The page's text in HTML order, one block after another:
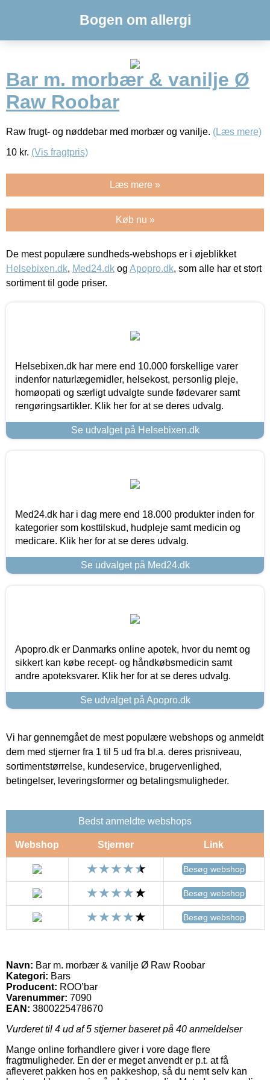
Bogen om allergi
Bar m. morbær & vanilje Ø
Raw Roobar
Raw frugt- og nøddebar med morbær og vanilje. (Læs mere)
10 kr. (Vis fragtpris)
Læs mere »
Køb nu »
De mest populære sundheds-webshops er i øjeblikket
Helsebixen.dk, Med24.dk og Apopro.dk, som alle har et stort
sortiment til gode priser.
Helsebixen.dk har mere end 10.000 forskellige varer
indenfor naturlægemidler, helsekost, personlig pleje,
homøopati og særligt udvalgte sunde fødevarer samt
rengøringsartikler. Klik her for at se deres udvalg.
Se udvalget på Helsebixen.dk
Med24.dk har i dag mere end 18.000 produkter inden for
kategorier som kosttilskud, hudpleje samt medicin og
medicare. Klik her for at se deres udvalg.
Se udvalget på Med24.dk
Apopro.dk er Danmarks online apotek, hvor du nemt og
sikkert kan købe recept- og håndkøbsmedicin samt
andre apoteksvarer. Klik her for at se deres udvalg.
Se udvalget på Apopro.dk
Vi har gennemgået de mest populære webshops og anmeldt
dem med stjerner fra 1 til 5 ud fra bl.a. deres prisniveau,
sortimentstørrelse, kundeservice, brugervenlighed,
betingelser, leveringsformer og betalingsmuligheder.
Bedst anmeldte webshops
Webshop Stjerner Link
Besøg webshop
Besøg webshop
Besøg webshop
Navn: Bar m. morbær & vanilje Ø Raw Roobar
Kategori: Bars
Producent: ROO’bar
Varenummer: 7090
EAN: 3800225478670
Vurderet til 4 ud af 5 stjerner baseret på 40 anmeldelser
Mange online forhandlere giver i vore dage flere
fragtmuligheder. En der er meget anvendt er p.t. at få
afleveret pakken hos en pakkeshop, så du nemt selv kan